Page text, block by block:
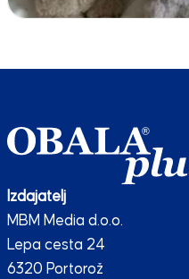
Izdajatelj
MBM Media d.o.o.
Lepa cesta 24
6320 Portorož